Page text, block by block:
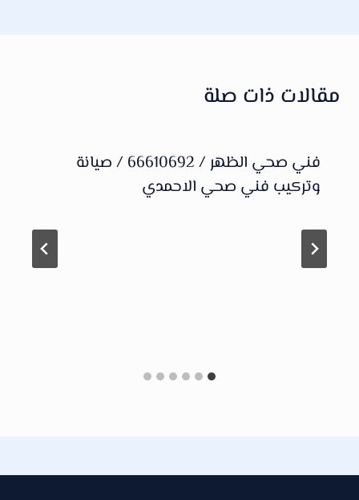
مقالات ذات صلة
فني صحي الظهر / 66610692 / صيانة
وتركيب فني صحي الاحمدي